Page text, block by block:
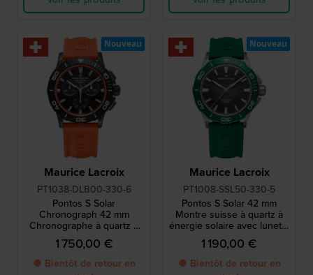
Maurice Lacroix
PT1038-DLB00-330-6
Pontos S Solar
Chronograph 42 mm
Chronographe à quartz à
énergie solaire, fabriqué en
Suisse
1 750,00 €
● Bientôt de retour en
Nouveau
Maurice Lacroix
PT1008-SSL50-330-5
Pontos S Solar 42 mm
Montre suisse à quartz à
énergie solaire avec lunette
en aluminium
1 190,00 €
● Bientôt de retour en
Nouveau